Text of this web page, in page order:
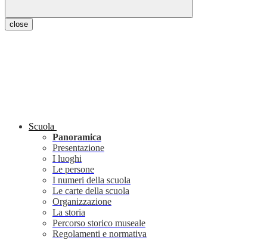
close
Scuola
Panoramica
Presentazione
I luoghi
Le persone
I numeri della scuola
Le carte della scuola
Organizzazione
La storia
Percorso storico museale
Regolamenti e normativa